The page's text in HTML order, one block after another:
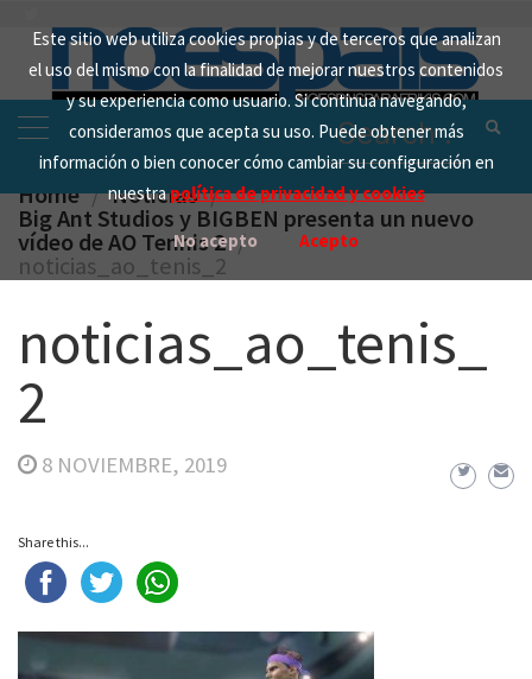
Este sitio web utiliza cookies propias y de terceros que analizan
el uso del mismo con la finalidad de mejorar nuestros contenidos
y su experiencia como usuario. Si continua navegando,
consideramos que acepta su uso. Puede obtener más
información o bien conocer cómo cambiar su configuración en
nuestrapolítica de privacidad y cookies
No acepto Acepto
content
Search
for:
Home Noticias
Big Ant Studios y BIGBEN presenta un nuevo
vídeo de AO Tennis 2
noticias_ao_tenis_2
noticias_ao_tenis_
2
8 NOVIEMBRE, 2019
Share this...